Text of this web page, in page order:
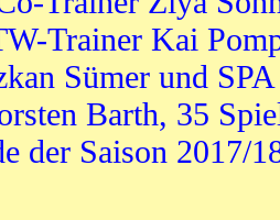
Trainer Kai
Sümer und
Barth, 35
der Saison 2017/